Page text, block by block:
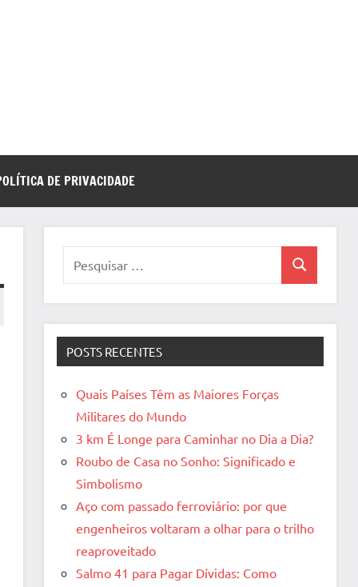
DE PRIVACIDADE
Pesquisa
POSTS RECENTES
Quais Países Têm as Maiores Forças
Militares do Mundo
3 km É Longe para Caminhar no Dia a Dia?
Roubo de Casa no Sonho: Significado e
Simbolismo
Aço com passado ferroviário: por que
engenheiros voltaram a olhar para o trilho
reaproveitado
Salmo 41 para Pagar Dívidas: Como